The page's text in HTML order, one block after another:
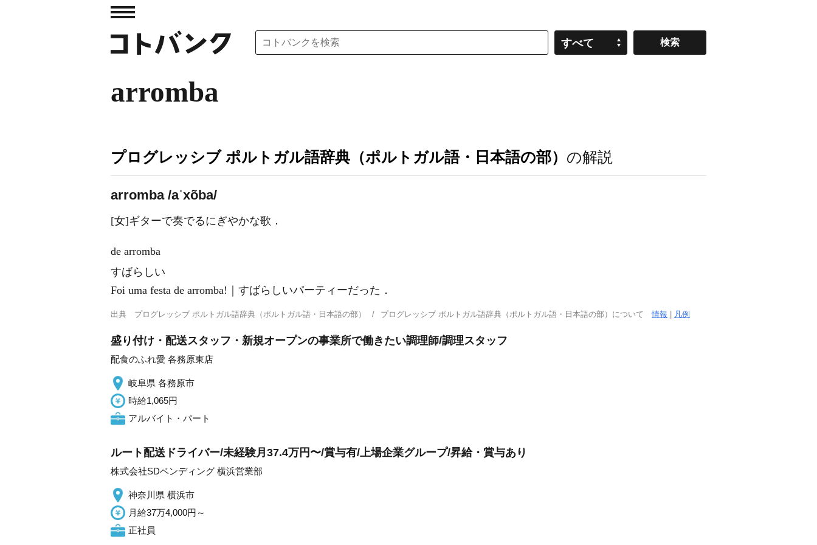
すべて
arromba
プログレッシブ ポルトガル語辞典（ポルトガル語・日本語の部） の解説
arromba /aˈxõba/
[女]ギターで奏でるにぎやかな歌．
de arromba
すばらしい
Foi uma festa de arromba!｜すばらしいパーティーだった．
出典 プログレッシブ ポルトガル語辞典（ポルトガル語・日本語の部） プログレッシブ ポルトガル語辞典（ポルトガル語・日本語の部）について情報 凡例
盛り付け・配送スタッフ・新規オープンの事業所で働きたい調理師/調理スタッフ
配食のふれ愛 各務原東店
岐阜県 各務原市
時給1,065円
アルバイト・パート
ルート配送ドライバー/未経験月37.4万円〜/賞与有/上場企業グループ/昇給・賞与あり
株式会社SDベンディング 横浜営業部
神奈川県 横浜市
月給37万4,000円～
正社員